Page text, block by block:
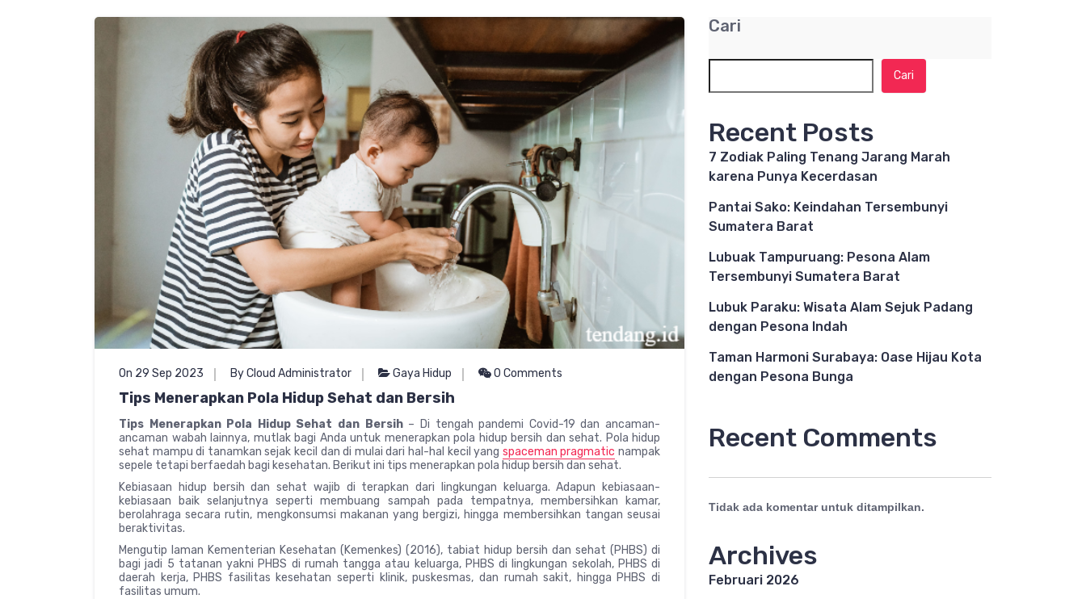
On 29 Sep 2023 By Cloud Administrator Gaya Hidup 0 Comments
Tips Menerapkan Pola Hidup Sehat dan Bersih
Tips Menerapkan Pola Hidup Sehat dan Bersih– Di tengah pandemi Covid-19 dan ancaman-
ancaman wabah lainnya, mutlak bagi Anda untuk menerapkan pola hidup bersih dan sehat. Pola hidup
sehat mampu di tanamkan sejak kecil dan di mulai dari hal-hal kecil yang spaceman pragmatic nampak
sepele tetapi berfaedah bagi kesehatan. Berikut ini tips menerapkan pola hidup bersih dan sehat.
Kebiasaan hidup bersih dan sehat wajib di terapkan dari lingkungan keluarga. Adapun kebiasaan-
kebiasaan baik selanjutnya seperti membuang sampah pada tempatnya, membersihkan kamar,
berolahraga secara rutin, mengkonsumsi makanan yang bergizi, hingga membersihkan tangan seusai
beraktivitas.
Mengutip laman Kementerian Kesehatan (Kemenkes) (2016), tabiat hidup bersih dan sehat (PHBS) di
bagi jadi 5 tatanan yakni PHBS di rumah tangga atau keluarga, PHBS di lingkungan sekolah, PHBS di
daerah kerja, PHBS fasilitas kesehatan seperti klinik, puskesmas, dan rumah sakit, hingga PHBS di
fasilitas umum.
Cari
Cari
Recent Posts
7 Zodiak Paling Tenang Jarang Marah
karena Punya Kecerdasan
Pantai Sako: Keindahan Tersembunyi
Sumatera Barat
Lubuak Tampuruang: Pesona Alam
Tersembunyi Sumatera Barat
Lubuk Paraku: Wisata Alam Sejuk Padang
dengan Pesona Indah
Taman Harmoni Surabaya: Oase Hijau Kota
dengan Pesona Bunga
Recent Comments
Tidak ada komentar untuk ditampilkan.
Archives
Februari 2026